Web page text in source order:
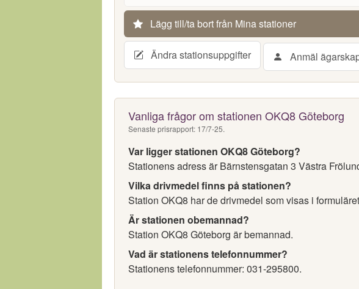
Lägg till/ta bort från Mina stationer
Ändra stationsuppgifter Anmäl
Vanliga frågor om stationen OKQ8 Göteborg
Senaste prisrapport: 17/7-25.
Var ligger stationen OKQ8 Göteborg?
Stationens adress är Bärnstensgatan 3 Västra
Vilka drivmedel finns på stationen?
Station OKQ8 har de drivmedel som visas i
Är stationen obemannad?
Station OKQ8 Göteborg är bemannad.
Vad är stationens telefonnummer?
Stationens telefonnummer: 031-295800.